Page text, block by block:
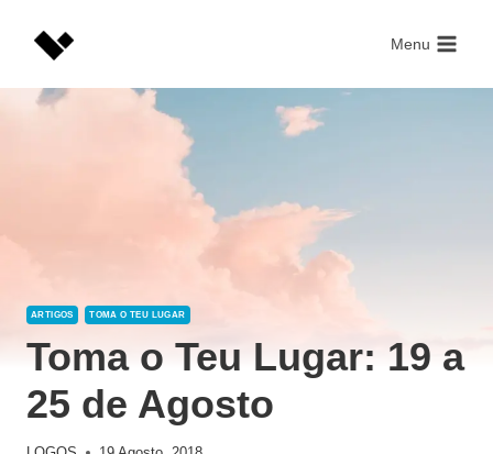
Menu
ARTIGOS TOMA O TEU LUGAR
Toma o Teu Lugar: 19 a
25 de Agosto